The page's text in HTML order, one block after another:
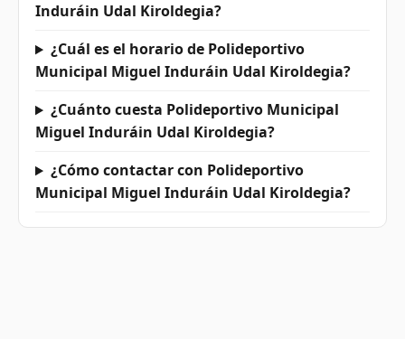
Induráin Udal Kiroldegia?
¿Cuál es el horario de Polideportivo
Municipal Miguel Induráin Udal Kiroldegia?
¿Cuánto cuesta Polideportivo Municipal
Miguel Induráin Udal Kiroldegia?
¿Cómo contactar con Polideportivo
Municipal Miguel Induráin Udal Kiroldegia?